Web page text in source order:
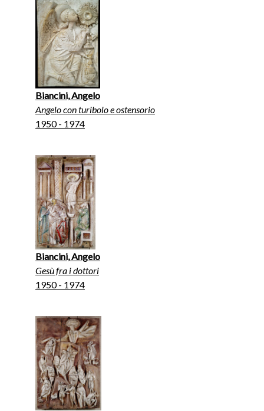
Biancini, Angelo
Angelo con turibolo e ostensorio
1950 - 1974
Biancini, Angelo
Gesù fra i dottori
1950 - 1974